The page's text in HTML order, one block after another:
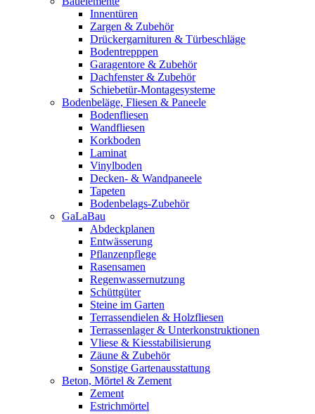
Innentüren
Zargen & Zubehör
Drückergarnituren & Türbeschläge
Bodentrepppen
Garagentore & Zubehör
Dachfenster & Zubehör
Schiebetür-Montagesysteme
Bodenbeläge, Fliesen & Paneele
Bodenfliesen
Wandfliesen
Korkboden
Laminat
Vinylboden
Decken- & Wandpaneele
Tapeten
Bodenbelags-Zubehör
GaLaBau
Abdeckplanen
Entwässerung
Pflanzenpflege
Rasensamen
Regenwassernutzung
Schüttgüter
Steine im Garten
Terrassendielen & Holzfliesen
Terrassenlager & Unterkonstruktionen
Vliese & Kiesstabilisierung
Zäune & Zubehör
Sonstige Gartenausstattung
Beton, Mörtel & Zement
Zement
Estrichmörtel